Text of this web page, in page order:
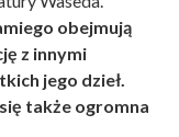
obejmują
z innymi
jego dzieł.
także ogromna